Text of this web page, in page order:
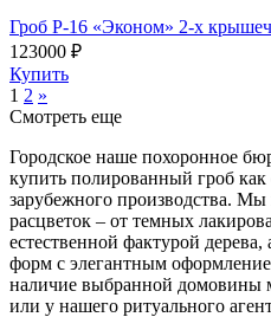
Гроб Р-16 «Эконом» 2-х
123000 ₽
Купить
1 2 »
Смотреть еще
Городское наше похоронное
купить полированный гроб как
зарубежного производства.
расцветок – от темных
естественной фактурой
форм с элегантным
наличие выбранной домовины
или у нашего ритуального